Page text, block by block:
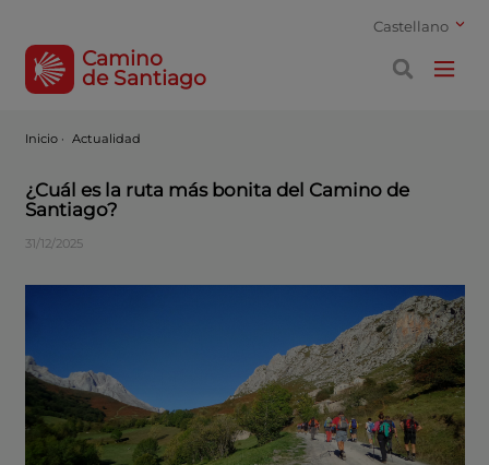
Castellano
Camino
de Santiago
Inicio · Actualidad
¿Cuál es la ruta más bonita del Camino de
Santiago?
31/12/2025